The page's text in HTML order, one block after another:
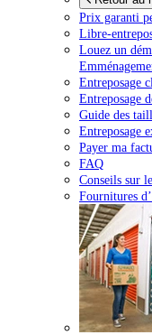
Prix garanti
Libre-
Louez un
Entreposage
Entreposage
Guide des
Entreposage
Payer ma
FAQ
Conseils sur
Fournitures